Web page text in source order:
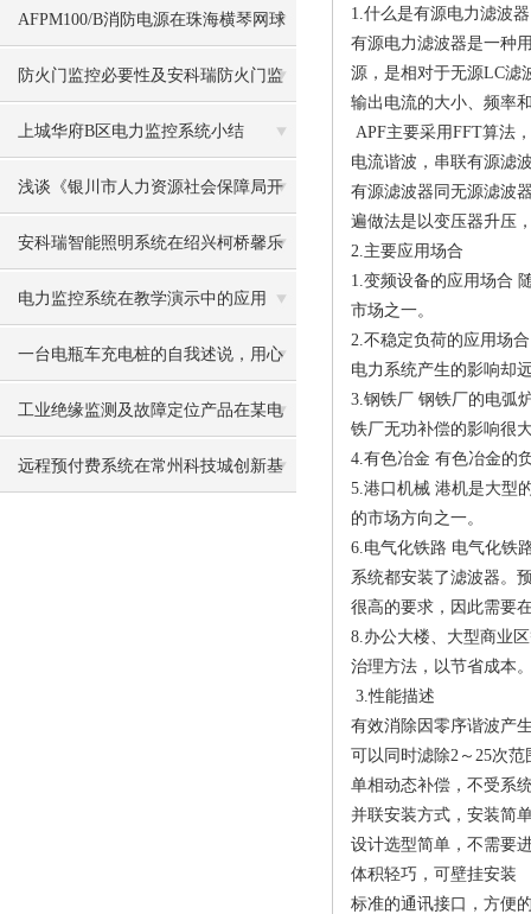
ANAPF有源电力滤波器
AFPM100/B消防电源在珠海横琴网球
中心项目的应用
防火门监控必要性及安科瑞防火门监
控系统产品各组件详细介绍
上城华府B区电力监控系统小结
浅谈《银川市人力资源社会保障局开
展电气火灾综合治理工作实施方案
安科瑞智能照明系统在绍兴柯桥馨乐
庭服务公寓项目的应用
电力监控系统在教学演示中的应用
一台电瓶车充电桩的自我述说，用心
守卫一方充电消防安全
工业绝缘监测及故障定位产品在某电
站的应用
远程预付费系统在常州科技城创新基
1.什么是有源电力滤波器
有源电力滤波器是一种
源，是相对于无源LC滤
输出电流的大小、频率
APF主要采用FFT算法
电流谐波，串联有源滤
有源滤波器同无源滤波
遍做法是以变压器升压
2.主要应用场合
1.变频设备的应用场合
市场之一。
2.不稳定负荷的应用场
电力系统产生的影响却
3.钢铁厂 钢铁厂的电弧
铁厂无功补偿的影响很
4.有色冶金 有色冶金的
5.港口机械 港机是大型
的市场方向之一。
6.电气化铁路 电气化铁
系统都安装了滤波器。
很高的要求，因此需要
8.办公大楼、大型商业
治理方法，以节省成本
3.性能描述
有效消除因零序谐波产
可以同时滤除2～25次
单相动态补偿，不受系
并联安装方式，安装简
设计选型简单，不需要
体积轻巧，可壁挂安装
标准的通讯接口，方便